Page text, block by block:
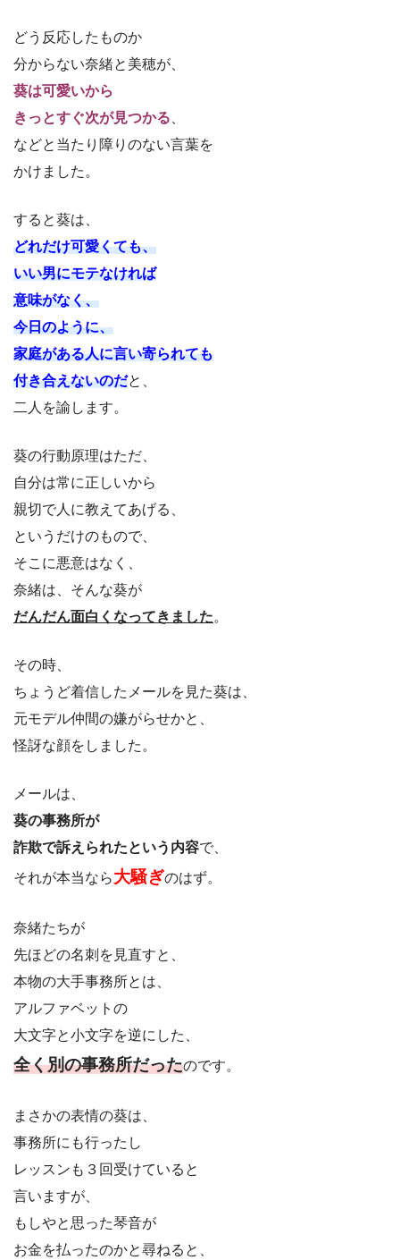
どう反応したものか
分からない奈緒と美穂が、
葵は可愛いから
きっとすぐ次が見つかる
などと当たり障りのない言葉を
かけました。
すると葵は、
どれだけ可愛くても、
いい男にモテなければ
意味がなく、
今日のように、
家庭がある人に言い寄られても
付き合えないのだと、
二人を諭します。
葵の行動原理はただ、
自分は常に正しいから
親切で人に教えてあげる、
というだけのもので、
そこに悪意はなく、
奈緒は、そんな葵が
だんだん面白くなってきました。
その時、
ちょうど着信したメールを見た葵は、
元モデル仲間の嫌がらせかと、
怪訝な顔をしました。
メールは、
葵の事務所が
詐欺で訴えられたという内容で、
それが本当なら大騒ぎのはず。
奈緒たちが
先ほどの名刺を見直すと、
本物の大手事務所とは、
アルファベットの
大文字と小文字を逆にした、
全く別の事務所だったのです。
まさかの表情の葵は、
事務所にも行ったし
レッスンも３回受けていると
言いますが、
もしやと思った琴音が
お金を払ったのかと尋ねると、